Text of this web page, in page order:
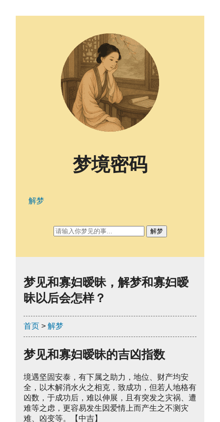
梦见和寡妇暧昧，解梦和寡妇暧
昧以后会怎样？
首页 > 解梦
梦见和寡妇暧昧的吉凶指数
境遇坚固安泰，有下属之助力，地位、财产均安
全，以木解消水火之相克，致成功，但若人地格有
凶数，于成功后，难以伸展，且有突发之灾祸、遭
难等之虑，更容易发生因爱情上而产生之不测灾
难、凶变等。【中吉】
梦境密码
解梦
解梦